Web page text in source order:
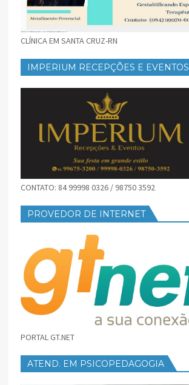
CLÍNICA EM SANTA CRUZ-RN
IMPERIUM RECEPÇÕES E EVENTOS
CONTATO: 84 99998 0326 / 98750 3592
PROVEDOR DE INTERNET
PORTAL GT.NET
ATEND. EM PSICOPEDAGOGIA